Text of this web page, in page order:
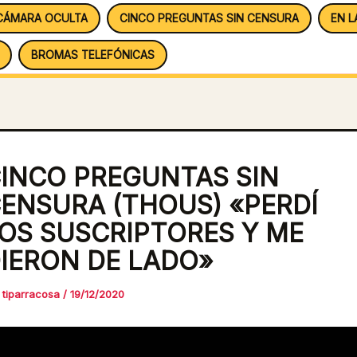
OCULTA CINCO PREGUNTAS SIN CENSURA EN
BROMAS TELEFÓNICAS
PREGUNTAS SIN
(THOUS) «PERDÍ
SUSCRIPTORES Y ME
DE LADO»
tiparracosa / 19/12/2020